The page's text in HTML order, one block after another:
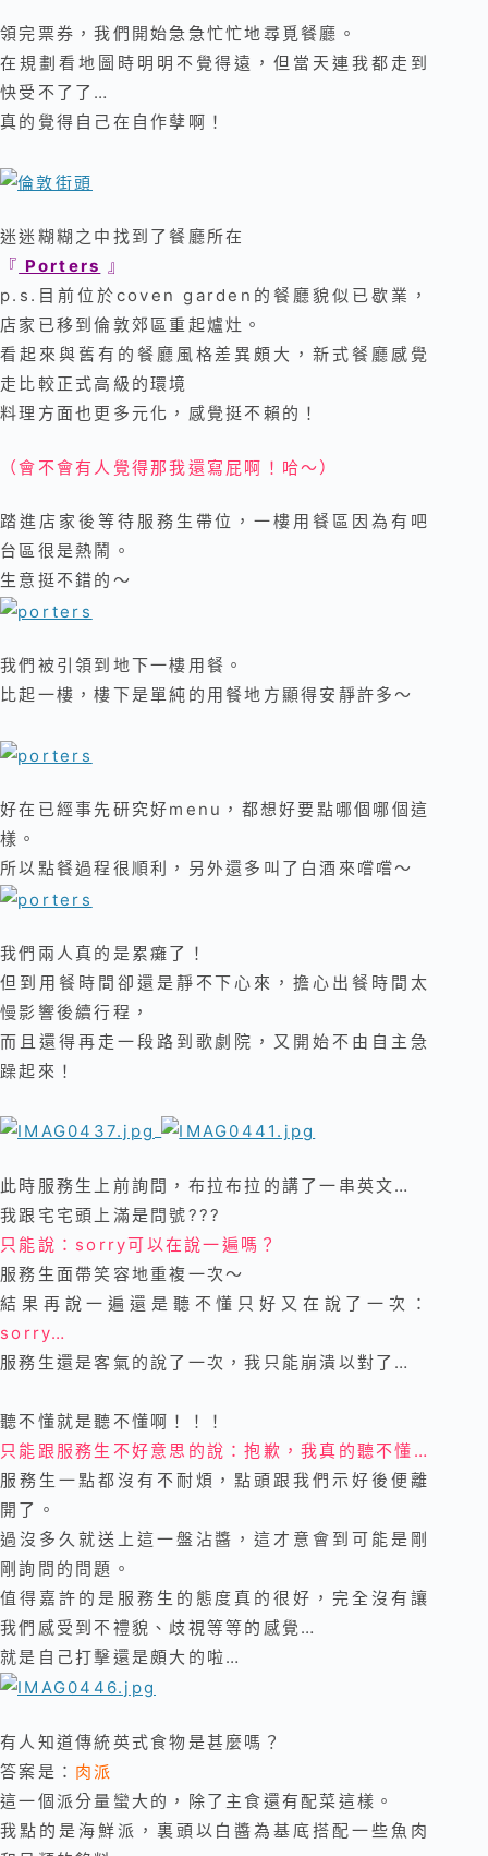
領完票券，我們開始急急忙忙地尋覓餐廳。
在規劃看地圖時明明不覺得遠，但當天連我都走到
快受不了了…
真的覺得自己在自作孽啊！
迷迷糊糊之中找到了餐廳所在
『 Porters 』
p.s.目前位於coven garden的餐廳貌似已歇業，
店家已移到倫敦郊區重起爐灶。
看起來與舊有的餐廳風格差異頗大，新式餐廳感覺
走比較正式高級的環境
料理方面也更多元化，感覺挺不賴的！
（會不會有人覺得那我還寫屁啊！哈～）
踏進店家後等待服務生帶位，一樓用餐區因為有吧
台區很是熱鬧 。
生意挺不錯的～
我們被引領到地下一樓用餐。
比起一樓，樓下是單純的用餐地方顯得安靜許多～
好在已經事先研究好menu，都想好要點哪個哪個這
樣。
所以點餐過程很順利，另外還多叫了白酒來嚐嚐～
我們兩人真的是累癱了！
但到用餐時間卻還是靜不下心來，擔心出餐時間太
慢影響後續行程，
而且還得再走一段路到歌劇院，又開始不由自主急
躁起來！
此時服務生上前詢問，布拉布拉的講了一串英文…
我跟宅宅頭上滿是問號???
只能說：sorry可以在說一遍嗎？
服務生面帶笑容地重複一次～
結果再說一遍還是聽不懂只好又在說了一次：
sorry…
服務生還是客氣的說了一次，我只能崩潰以對了…
聽不懂就是聽不懂啊！！！
只能跟服務生不好意思的說：抱歉，我真的聽不懂…
服務生一點都沒有不耐煩，點頭跟我們示好後便離
開了。
過沒多久就送上這一盤沾醬，這才意會到可能是剛
剛詢問的問題 。
值得嘉許的是服務生的態度真的很好，完全沒有讓
我們感受到不禮貌、歧視等等的感覺…
就是自己打擊還是頗大的啦…
有人知道傳統英式食物是甚麼嗎？
答案是： 肉派
這一個派分量蠻大的，除了主食還有配菜這樣。
我點的是海鮮派，裏頭以白醬為基底搭配一些魚肉